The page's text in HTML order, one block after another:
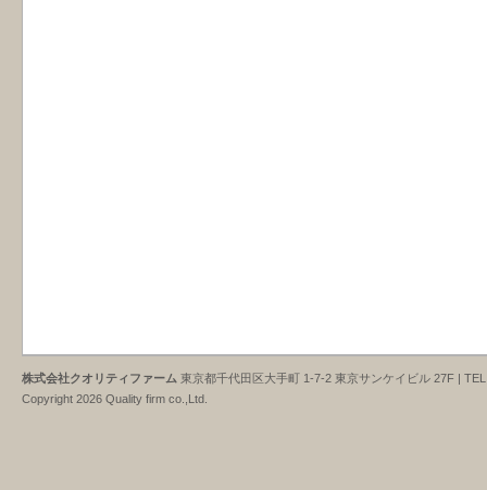
株式会社クオリティファーム 東京都千代田区大手町 1-7-2 東京サンケイビル 27F |
Copyright 2026 Quality firm co.,Ltd.